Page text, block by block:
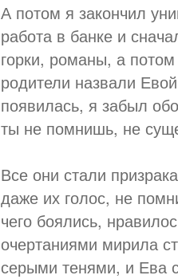
А потом я закончил
работа в банке и
горки, романы, а
родители назвали
появилась, я забыл
ты не помнишь, не
Все они стали
даже их голос, не
чего боялись,
очертаниями мирила
серыми тенями, и Ева